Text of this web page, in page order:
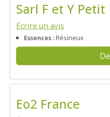
Sarl F et Y Petit
Écrire un avis
Essences :Résineux
Eo2 France